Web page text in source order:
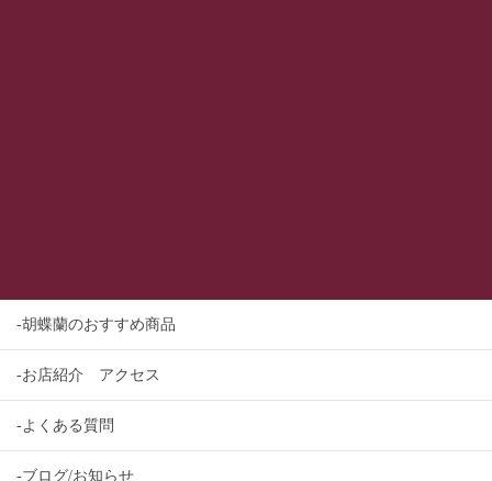
-胡蝶蘭のおすすめ商品
-お店紹介 アクセス
-よくある質問
-ブログ/お知らせ